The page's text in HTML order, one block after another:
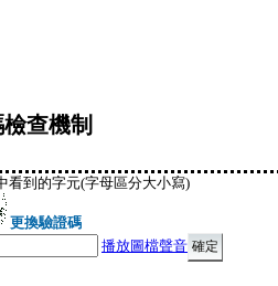
查機制
看到的字元(字母區分大小寫)
更換驗證碼
播放圖檔聲音